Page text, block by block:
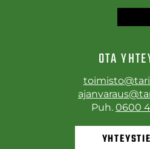
OTA
Puh. 0600